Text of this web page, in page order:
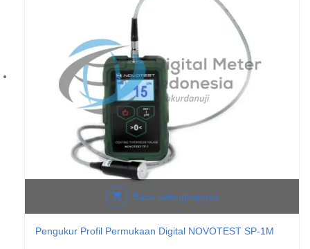
Baca selengkapnya
Pengukur Profil Permukaan Digital NOVOTEST SP-1M